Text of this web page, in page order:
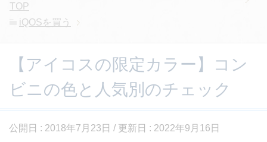
TOP
iQOSを買う
【アイコスの限定カラー】コン
ビニの色と人気別のチェック
公開日 : 2018年7月23日 / 更新日 : 2022年9月16日